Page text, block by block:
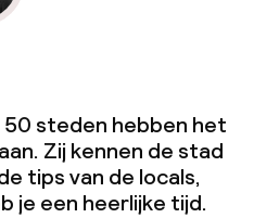
50 steden hebben het
Zij kennen de stad
tips van de locals,
je een heerlijke tijd.